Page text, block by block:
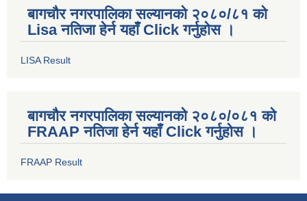
बागचौर नगरपालिका सल्यानको २०८०/८१ को
Lisa नतिजा हेर्न यहाँ Click गर्नुहोस ।
LISA Result
बागचौर नगरपालिका सल्यानको २०८०/०८१ को
FRAAP नतिजा हेर्न यहाँ Click गर्नुहोस ।
FRAAP Result